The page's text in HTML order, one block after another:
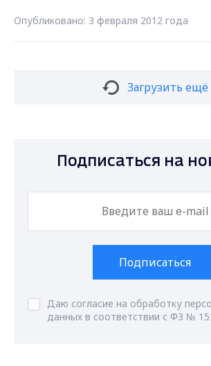
Опубликовано: 3 февраля 2012 года
Загрузить ещё
Подписаться на
Подписаться
Даю согласие на обработку
данных в соответствии с ФЗ №